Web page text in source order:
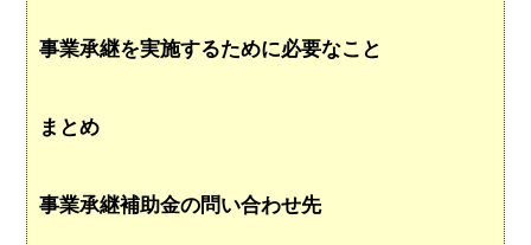
事業承継を実施するために必要なこと
まとめ
事業承継補助金の問い合わせ先